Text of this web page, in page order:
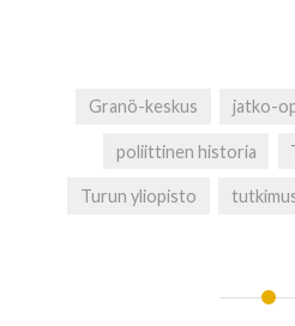
Granö-keskus jatko-
poliittinen historia
Turun yliopisto